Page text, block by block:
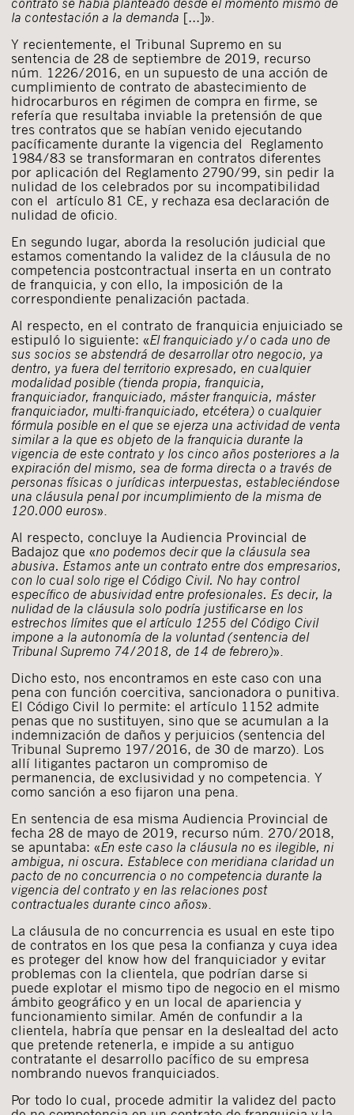
la contestación a la demanda […]».
Y recientemente, el Tribunal Supremo en su
sentencia de 28 de septiembre de 2019, recurso
núm. 1226/2016, en un supuesto de una acción de
cumplimiento de contrato de abastecimiento de
hidrocarburos en régimen de compra en firme, se
refería que resultaba inviable la pretensión de que
tres contratos que se habían venido ejecutando
pacíficamente durante la vigencia del Reglamento
1984/83 se transformaran en contratos diferentes
por aplicación del Reglamento 2790/99, sin pedir la
nulidad de los celebrados por su incompatibilidad
con el artículo 81 CE, y rechaza esa declaración de
nulidad de oficio.
En segundo lugar, aborda la resolución judicial que
estamos comentando la validez de la cláusula de no
competencia postcontractual inserta en un contrato
de franquicia, y con ello, la imposición de la
correspondiente penalización pactada.
Al respecto, en el contrato de franquicia enjuiciado se
estipuló lo siguiente: «El franquiciado y/o cada uno de
sus socios se abstendrá de desarrollar otro negocio, ya
dentro, ya fuera del territorio expresado, en cualquier
modalidad posible (tienda propia, franquicia,
franquiciador, franquiciado, máster franquicia, máster
franquiciador, multi-franquiciado, etcétera) o cualquier
fórmula posible en el que se ejerza una actividad de venta
similar a la que es objeto de la franquicia durante la
vigencia de este contrato y los cinco años posteriores a la
expiración del mismo, sea de forma directa o a través de
personas físicas o jurídicas interpuestas, estableciéndose
una cláusula penal por incumplimiento de la misma de
120.000 euros».
Al respecto, concluye la Audiencia Provincial de
Badajoz que «no podemos decir que la cláusula sea
abusiva. Estamos ante un contrato entre dos empresarios,
con lo cual solo rige el Código Civil. No hay control
específico de abusividad entre profesionales. Es decir, la
nulidad de la cláusula solo podría justificarse en los
estrechos límites que elartículo 1255 del Código Civil
impone a la autonomía de la voluntad (sentencia del
Tribunal Supremo 74/2018, de 14 de febrero)».
Dicho esto, nos encontramos en este caso con una
pena con función coercitiva, sancionadora o punitiva.
El Código Civil lo permite: el artículo 1152 admite
penas que no sustituyen, sino que se acumulan a la
indemnización de daños y perjuicios (sentencia del
Tribunal Supremo 197/2016, de 30 de marzo). Los
allí litigantes pactaron un compromiso de
permanencia, de exclusividad y no competencia. Y
como sanción a eso fijaron una pena.
En sentencia de esa misma Audiencia Provincial de
fecha 28 de mayo de 2019, recurso núm. 270/2018,
se apuntaba: «En este caso la cláusula no es ilegible, ni
ambigua, ni oscura. Establece con meridiana claridad un
pacto de no concurrencia o no competencia durante la
vigencia del contrato y en las relaciones post
contractuales durante cinco años».
La cláusula de no concurrencia es usual en este tipo
de contratos en los que pesa la confianza y cuya idea
es proteger del know how del franquiciador y evitar
problemas con la clientela, que podrían darse si
puede explotar el mismo tipo de negocio en el mismo
ámbito geográfico y en un local de apariencia y
funcionamiento similar. Amén de confundir a la
clientela, habría que pensar en la deslealtad del acto
que pretende retenerla, e impide a su antiguo
contratante el desarrollo pacífico de su empresa
nombrando nuevos franquiciados.
Por todo lo cual, procede admitir la validez del pacto